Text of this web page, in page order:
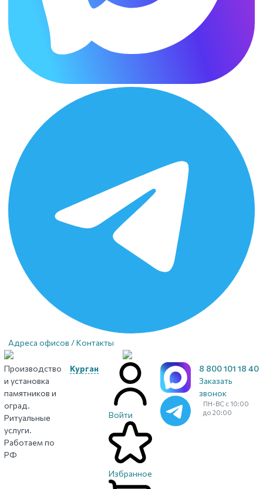
Адреса офисов / Контакты
Производство
и установка
памятников и
оград.
Ритуальные
услуги.
Работаем по
РФ
Курган
Войти
Избранное
8 800 101 18 40
Заказать
звонок
ПН-ВС с 10:00
до 20:00